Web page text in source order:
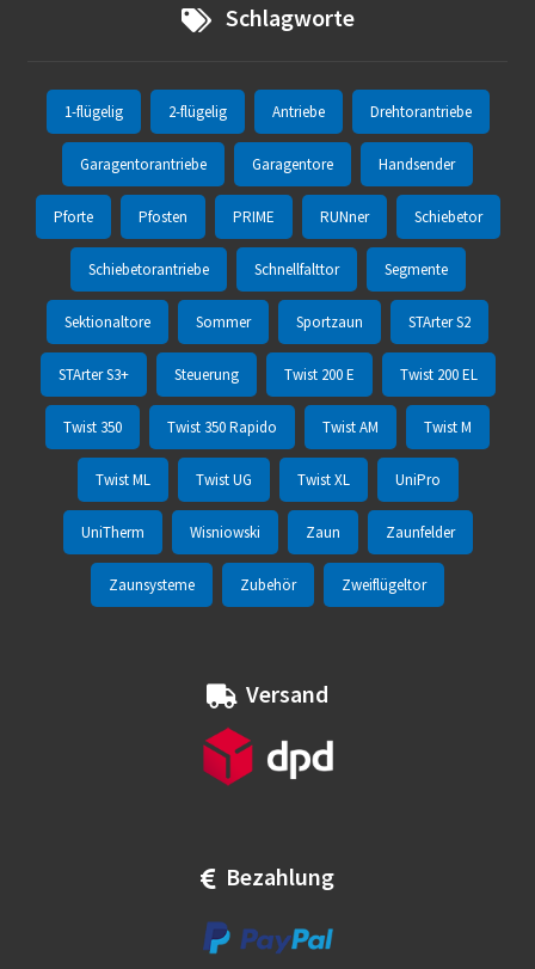
Schlagworte
1-flügelig 2-flügelig Antriebe Drehtorantriebe
Garagentorantriebe Garagentore Handsender
Pforte Pfosten PRIME RUNner Schiebetor
Schiebetorantriebe Schnellfalttor Segmente
Sektionaltore Sommer Sportzaun STArter S2
STArter S3+ Steuerung Twist 200 E Twist 200 EL
Twist 350 Twist 350 Rapido Twist AM Twist M
Twist ML Twist UG Twist XL UniPro
UniTherm Wisniowski Zaun Zaunfelder
Zaunsysteme Zubehör Zweiflügeltor
Versand
Bezahlung